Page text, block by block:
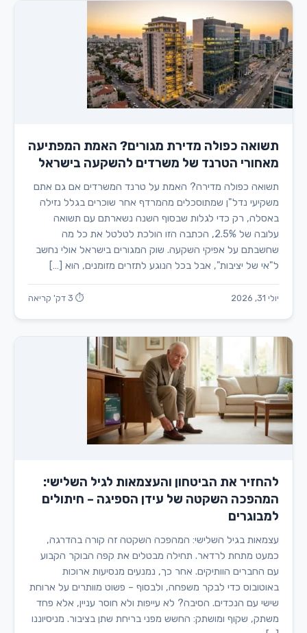
תשואה כפולה מדירת מגורים? האמת המפתיעה
מאחורי הטרנד של משרדים להשקעה בישראל
תשואה כפולה מדירה? האמת על טרנד המשרדים אם גם אתם
משקיעי נדל"ן שמתוסכלים מהמרדף אחר שוכרים בגלל נזילה
באסלה, רק כדי לגלות שבסוף השנה נשארתם עם תשואה
עלובה של 2.5%, הכתבה הזו הולכת לטלטל את כל מה
שחשבתם על אפיקי השקעה. שוק המגורים בישראל אולי נחשב
ל"אי של יציבות", אבל בכל הנוגע לתזרים מזומנים, הוא […]
יולי 31, 2026 ⏱ 3 דק' קריאה
להחזיר את הביטחון והעצמאות לגיל השלישי:
המהפכה השקטה של עידן הספיגה – חיתולים
למבוגרים
עצמאות בגיל השלישי: המהפכה השקטה זה קורה בהדרגה,
כמעט מתחת לרדאר. תחילה מבטלים את קפה הבוקר הקבוע
עם החברים הוותיקים. אחר כך, נמנעים מנסיעות ארוכות
באוטובוס כדי לבקר משפחה, ולבסוף – פשוט מוותרים על ארוחת
שישי עם הנכדים. הסיבה? לא עייפות ולא חוסר עניין, אלא פחד
משתק, שקוף ומושתק: החשש מפני בריחת שתן בציבור. מניסיוננו